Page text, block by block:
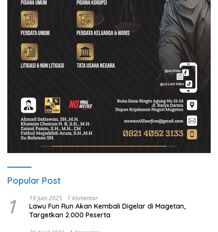
Popular Post
1 19 Juni 2025 1 Komentar
Lawu Fun Run Akan Kembali Digelar di Magetan,
Targetkan 2.000 Peserta